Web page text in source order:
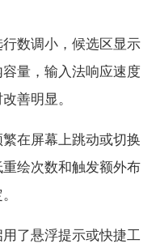
数调小，候选区显示
量，输入法响应速度
善明显。
在屏幕上跳动或切换
绘次数和触发额外布
了悬浮提示或快捷工